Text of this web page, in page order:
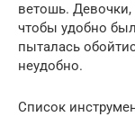
ветошь. Девочки,
чтобы удобно
пыталась
неудобно.
Список